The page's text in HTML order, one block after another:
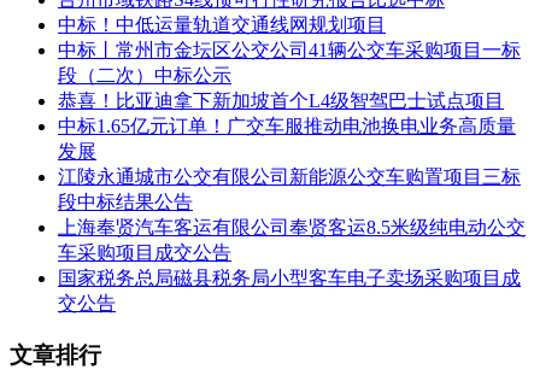
九、对本次公告内容提出询问，请按以下方式联系。
1.采购人信息
名称：赵燕
地址：无
传真：无
项目联系人（询问）：赵燕
项目联系方式（询问）：无
2.采购代理机构信息
名称：无
中标！中低运量轨道交通线网规划项目
中标丨常州市金坛区公交公司41辆公交车采购项目一标
段（二次）中标公示
恭喜！比亚迪拿下新加坡首个L4级智驾巴士试点项目
中标1.65亿元订单！广交车服推动电池换电业务高质量
发展
江陵永通城市公交有限公司新能源公交车购置项目三标
段中标结果公告
上海奉贤汽车客运有限公司奉贤客运8.5米级纯电动公交
车采购项目成交公告
国家税务总局磁县税务局小型客车电子卖场采购项目成
交公告
文章排行